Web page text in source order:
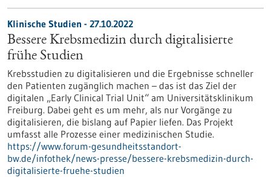
Klinische Studien - 27.10.2022
Bessere Krebsmedizin durch digitalisierte
frühe Studien
Krebsstudien zu digitalisieren und die Ergebnisse schneller
den Patienten zugänglich machen – das ist das Ziel der
digitalen „Early Clinical Trial Unit“ am Universitätsklinikum
Freiburg. Dabei geht es um mehr, als nur Vorgänge zu
digitalisieren, die bislang auf Papier liefen. Das Projekt
umfasst alle Prozesse einer medizinischen Studie.
https://www.forum-gesundheitsstandort-
bw.de/infothek/news-presse/bessere-krebsmedizin-durch-
digitalisierte-fruehe-studien